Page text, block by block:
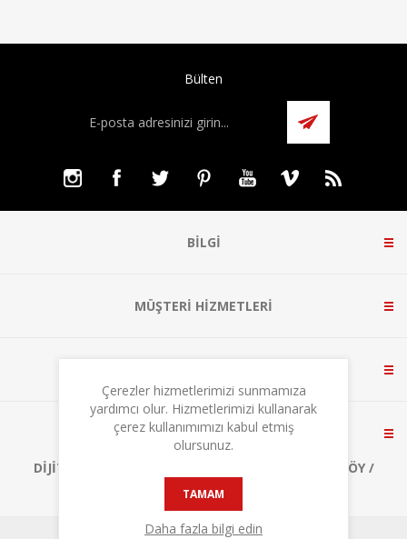
Bülten
BILGI
MÜŞTERI HIZMETLERI
BIZE ULAŞIN
DIJITALPARK TEKNOKENT, A1 BLOK NO:3 ÇEKMEKÖY /
Çerezler hizmetlerimizi sunmamıza
yardımcı olur. Hizmetlerimizi kullanarak
çerez kullanımımızı kabul etmiş
olursunuz.
TAMAM
Daha fazla bilgi edin